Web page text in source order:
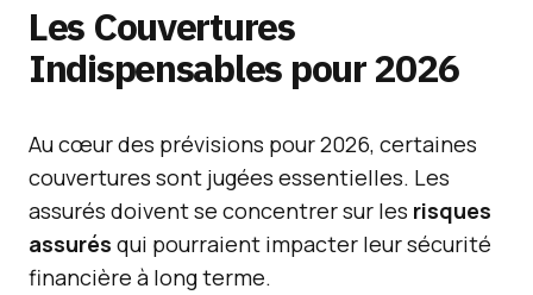
Les Couvertures
Indispensables pour 2026
Au cœur des prévisions pour 2026, certaines
couvertures sont jugées essentielles. Les
assurés doivent se concentrer sur les risques
assurés qui pourraient impacter leur sécurité
financière à long terme.